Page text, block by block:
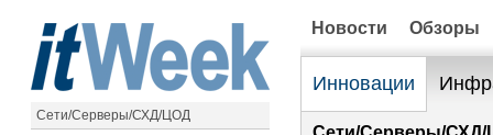
Сети/Серверы/СХД/ЦОД
Новости Обзоры
Инновации